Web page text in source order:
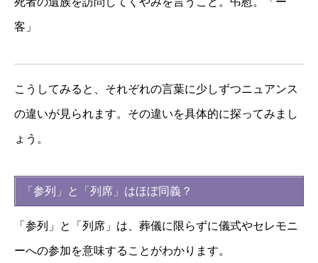
客」
こうしてみると、それぞれの言葉に少しずつニュアンス
の違いが見られます。その違いを具体的に探ってみまし
ょう。
「参列」と「列席」はほぼ同義？
「参列」と「列席」は、葬儀に限らずに儀式やセレモニ
ーへの参加を意味することがわかります。